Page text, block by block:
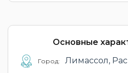
Основные
Город: Лимассол,